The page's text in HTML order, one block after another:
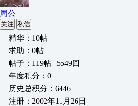
周公
关注 私信
精华：10帖
求助：0帖
帖子：119帖 | 5549回
年度积分：0
历史总积分：6446
注册：2002年11月26日